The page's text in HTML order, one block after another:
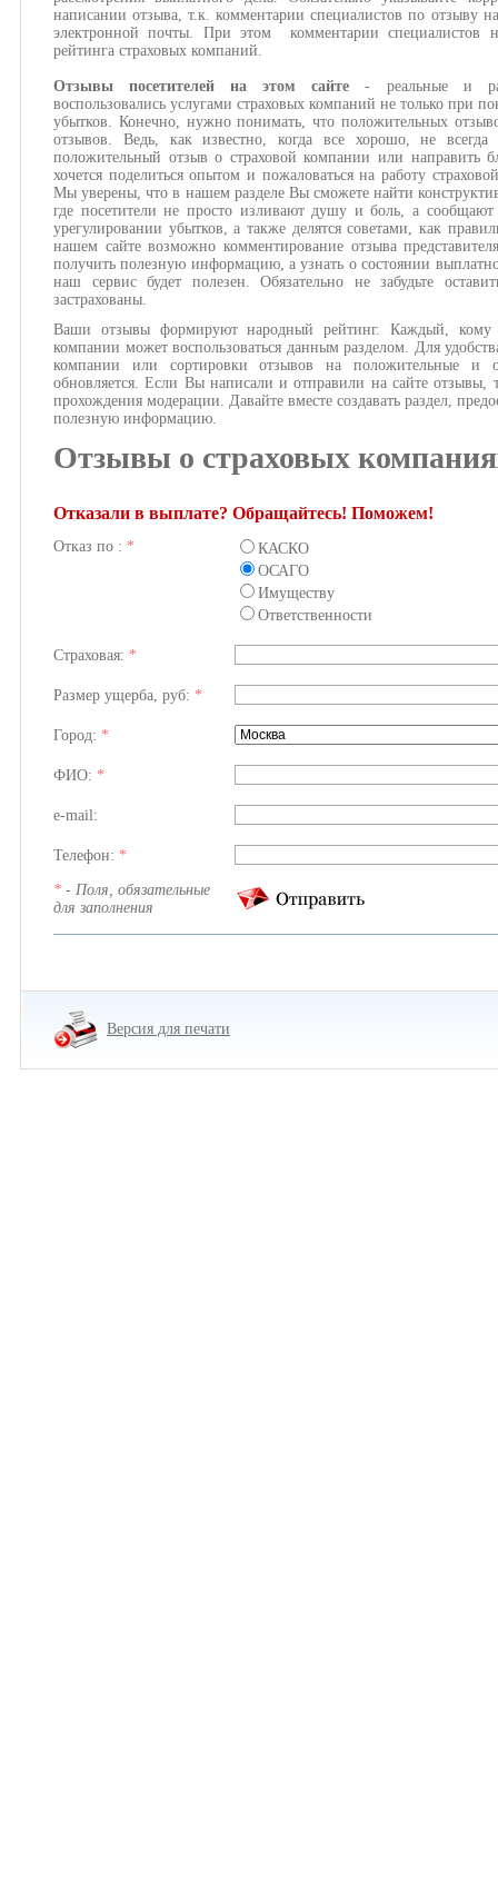
написании отзыва, т.к. комментарии специалистов по отзыву
электронной почты. При этом комментарии специалистов
рейтинга страховых компаний.
Отзывы посетителей на этом сайте- реальные и
воспользовались услугами страховых компаний не только при
убытков. Конечно, нужно понимать, что положительных
отзывов. Ведь, как известно, когда все хорошо, не всегда
положительный отзыв о страховой компании или направить
хочется поделиться опытом и пожаловаться на работу
Мы уверены, что в нашем разделе Вы сможете найти
где посетители не просто изливают душу и боль, а сообщают
урегулировании убытков, а также делятся советами, как
нашем сайте возможно комментирование отзыва
получить полезную информацию, а узнать о состоянии
наш сервис будет полезен. Обязательно не забудьте
застрахованы.
Ваши отзывы формируют народный рейтинг. Каждый, кому
компании может воспользоваться данным разделом. Для
компании или сортировки отзывов на положительные и
обновляется. Если Вы написали и отправили на сайте отзывы,
прохождения модерации. Давайте вместе создавать раздел,
полезную информацию.
Отзывы о страховых
Отказали в выплате? Обращайтесь! Поможем!
Отказ по : *
КАСКО
ОСАГО
Имуществу
Ответственности
Страховая: *
Размер ущерба, руб: *
Город: *
ФИО: *
e-mail:
Телефон: *
* - Поля, обязательные
для заполнения
Версия для печати